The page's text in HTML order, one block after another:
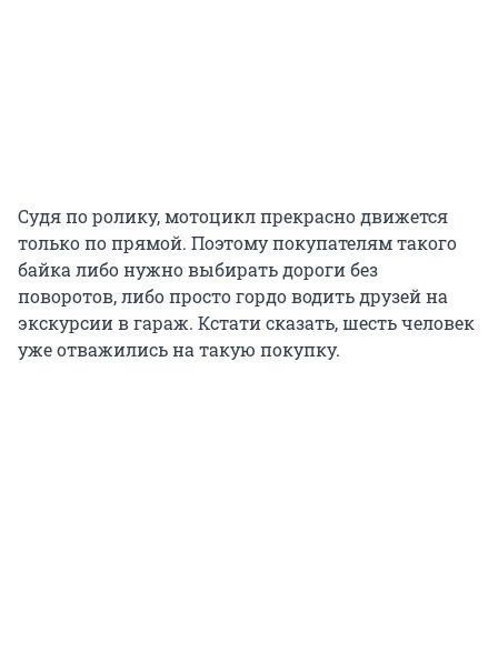
Судя по ролику, мотоцикл прекрасно движется
только по прямой. Поэтому покупателям такого
байка либо нужно выбирать дороги без
поворотов, либо просто гордо водить друзей на
экскурсии в гараж. Кстати сказать, шесть человек
уже отважились на такую покупку.